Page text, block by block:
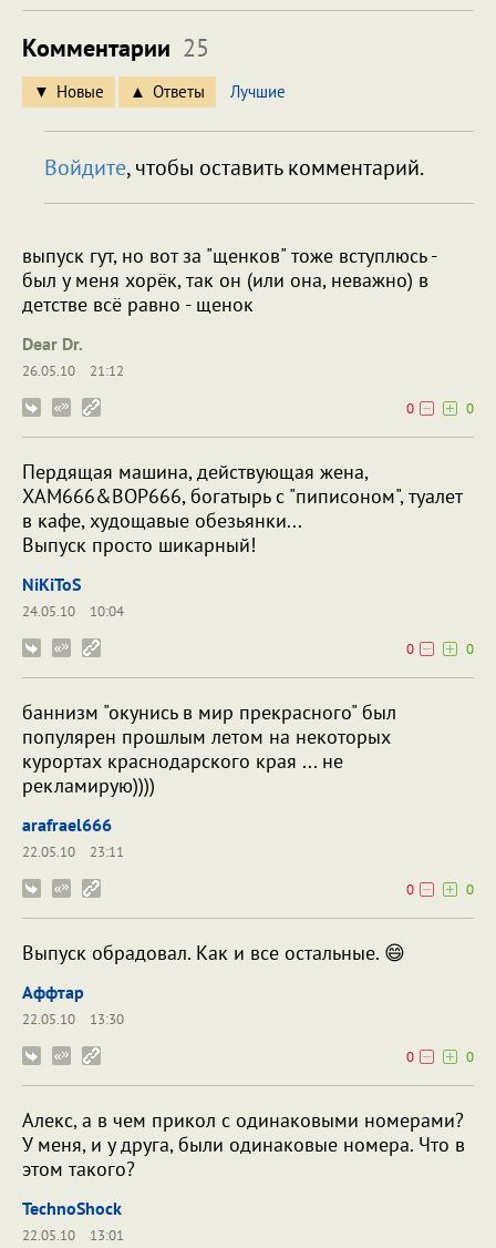
Комментарии 25
Новые Ответы Лучшие
Войдите, чтобы оставить комментарий.
выпуск гут, но вот за "щенков" тоже вступлюсь -
был у меня хорёк, так он (или она, неважно) в
детстве всё равно - щенок
Dear Dr.
26.05.10
21:12
0
0
Пердящая машина, действующая жена,
ХАМ666&ВОР666, богатырь с "пиписоном", туалет
в кафе, худощавые обезьянки...
Выпуск просто шикарный!
NiKiToS
24.05.10
10:04
0
0
баннизм "окунись в мир прекрасного" был
популярен прошлым летом на некоторых
курортах краснодарского края ... не
рекламирую))))
arafrael666
22.05.10
23:11
0
0
Выпуск обрадовал. Как и все остальные. 😄
Аффтар
22.05.10
13:30
0
0
Алекс, а в чем прикол с одинаковыми номерами?
У меня, и у друга, были одинаковые номера. Что в
этом такого?
TechnoShock
22.05.10
13:01